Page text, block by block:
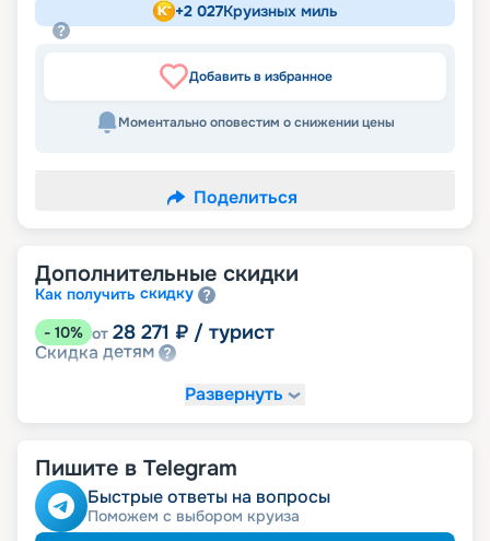
+2 027Круизных миль
Добавить в избранное
Моментально оповестим о снижении цены
Поделиться
Дополнительные скидки
Как получить скидку
- 10% от 28 271 ₽ / турист
Скидка детям
Развернуть
Пишите в Telegram
Быстрые ответы на вопросы
Поможем с выбором круиза